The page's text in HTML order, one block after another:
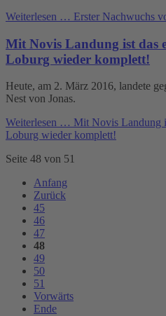
Weiterlesen … Erster Nachwuchs
Mit Novis Landung ist das
Loburg wieder komplett!
Heute, am 2. März 2016, landete
Nest von Jonas.
Weiterlesen … Mit Novis Landung
Loburg wieder komplett!
Seite 48 von 51
Anfang
Zurück
45
46
47
48
49
50
51
Vorwärts
Ende